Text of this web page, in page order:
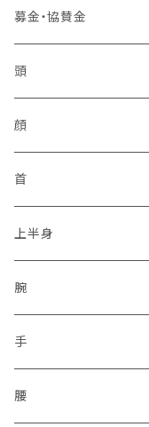
2ピン
サイドジップ
コンバットソールパターン
タクティカルソールパターン
卸セット
バッジ
IDバッジ
所属バッジ
ベスト
反射
ラジオホルスター
ミリタリー
イヤフォン
シークレットサービス
セキュリティポリス
身分証ケース
本革
タテ型
腕章
差込プレート
刺繍
ソックス
車両
無線設備
中国管区
四国管区
九州管区
格言
災害復興ブランド「
チャリTシャツ
2016.04.14九州「熊本地震」
2011.03.11東北沖地震「東
通信ネットワーク
二輪・バイク隊
活動パンツ
幸福
トイレ製品
非常用トイレ
感染予防
アンテナ
モービル
イヤフォン
募金・協賛金
輸入品販権
頭
ヘルメット
帽子
顔
首
上半身
ベスト
上着
腕
保護
手
保護
腰